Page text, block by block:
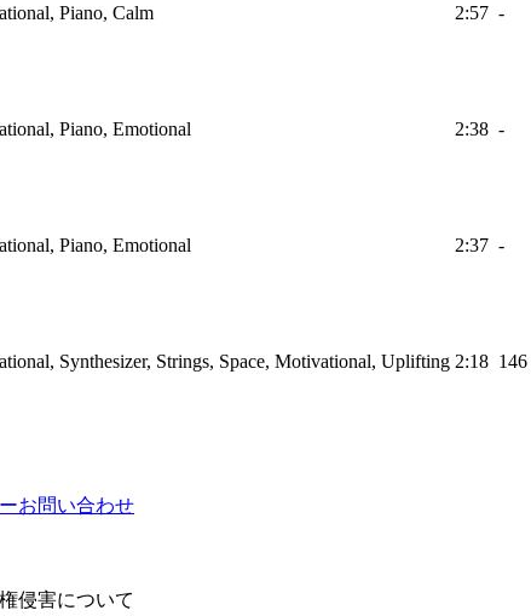
Piano, Calm 2:57 -
Piano, Emotional 2:38 -
Piano, Emotional 2:37 -
Synthesizer, Strings, Space, Motivational, Uplifting 2:18 146
お問い合わせ
侵害について